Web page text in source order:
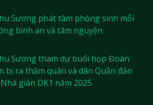
Sương phát tâm phóng sinh mỗi
bình an và tâm nguyện
Sương tham dự buổi họp Đoàn
bị ra thăm quân và dân Quần đảo
giàn DK1 năm 2025